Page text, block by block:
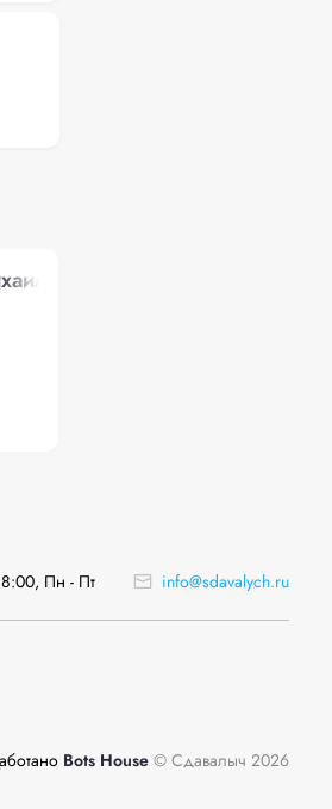
литН
Пн - Пт info@sdavalych.ru
Bots House © Сдавалыч 2026